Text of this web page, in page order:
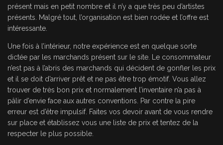
présent mais en petit nombre et il n’y a que très peu d’artistes
présents. Malgré tout, l’organisation est bien rodée et l’offre est
intéressante.
Une fois à l’intérieur, notre expérience est en quelque sorte
dictée par les marchands présent sur le site. Le consommateur
n’est pas à l’abris des marchands qui décident de gonfler les prix
et il se doit d’arriver prêt et ne pas être trop émotif. Vous allez
trouver de très bon prix et normalement l’inventaire n’a pas à
pâlir d’envie face aux autres conventions. Par contre la pire
erreur est d’être impulsif. Faites vos devoir avant de vous rendre
sur place et établissez vous une liste de prix et tentez de la
respecter le plus possible.